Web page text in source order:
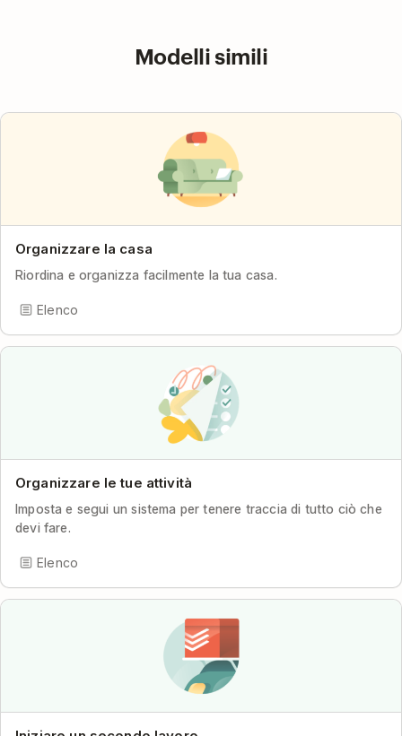
Modelli simili
Organizzare la casa
Riordina e organizza facilmente la tua casa.
Elenco
Organizzare le tue attività
Imposta e segui un sistema per tenere traccia di tutto ciò che
devi fare.
Elenco